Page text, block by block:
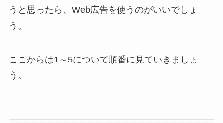
うと思ったら、Web広告を使うのがいいでしょ
う。
ここからは1～5について順番に見ていきましょ
う。